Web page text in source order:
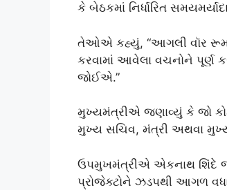
કે બેઠકમાં નિર્ધારિત
તેઓએ કહ્યું, “આગલી વૉર રૂમ
કરવામાં આવેલા વચનોને પૂર્ણ
જોઈએ.”
મુખ્યમંત્રીએ જણાવ્યું કે જો
મુખ્ય સચિવ, મંત્રી અથવા
ઉપમુખમંત્રીએ એકનાથ શિંદે
પ્રોજેક્ટોને ઝડપથી આગળ